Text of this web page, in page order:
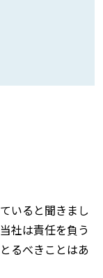
いると聞きまし
社は責任を負う
るべきことはあ